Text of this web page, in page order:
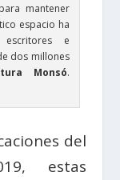
mantener
espacio ha
e
dos millones
Monsó.
del
estas